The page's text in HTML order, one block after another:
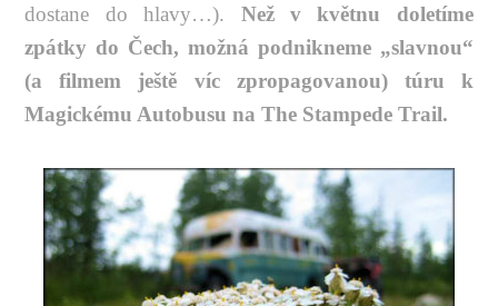
dostane do hlavy…). Než v květnu doletíme
zpátky do Čech, možná podnikneme „slavnou“
(a filmem ještě víc zpropagovanou) túru k
Magickému Autobusu na The Stampede Trail.